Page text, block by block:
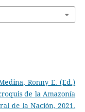
Ronny E. (Ed.)
de la Amazonía
de la Nación, 2021.